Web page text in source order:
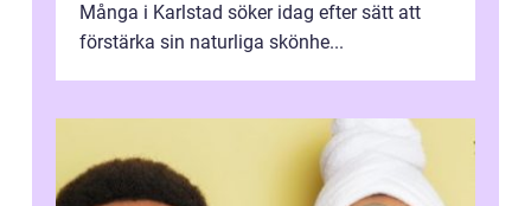
Många i Karlstad söker idag efter sätt att
förstärka sin naturliga skönhe...